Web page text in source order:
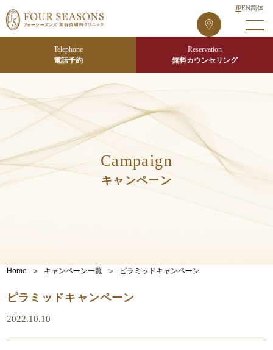
EN
JP 简体
Telephone
電話予約
Reservation
無料カウンセリング
フ
ォ
ー
ズ
東
院
Campaign
キャンペーン
Home > キャンペーン一覧 > ピラミッドキャンペーン
ピラミッドキャンペーン
2022.10.10